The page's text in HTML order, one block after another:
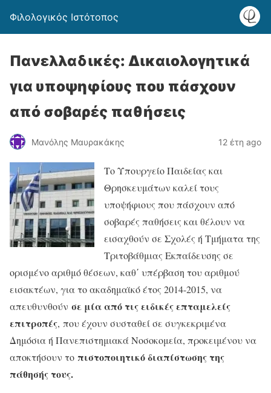
Φιλολογικός Ιστότοπος
Πανελλαδικές: Δικαιολογητικά
για υποψηφίους που πάσχουν
από σοβαρές παθήσεις
Μανόλης Μαυρακάκης 12 έτη ago
Το Υπουργείο Παιδείας και
Θρησκευμάτων καλεί τους
υποψήφιους που πάσχουν από
σοβαρές παθήσεις και θέλουν να
εισαχθούν σε Σχολές ή Τμήματα της
Τριτοβάθμιας Εκπαίδευσης σε
ορισμένο αριθμό θέσεων, καθ΄ υπέρβαση του αριθμού
εισακτέων, για το ακαδημαϊκό έτος 2014-2015, να
απευθυνθούν σε μία από τις ειδικές επταμελείς
επιτροπές, που έχουν συσταθεί σε συγκεκριμένα
Δημόσια ή Πανεπιστημιακά Νοσοκομεία, προκειμένου να
αποκτήσουν το πιστοποιητικό διαπίστωσης της
πάθησής τους.